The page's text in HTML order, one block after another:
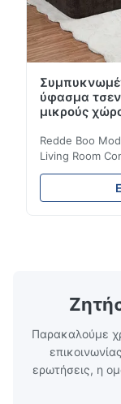
ύφασμα
μικρούς
Redde Boo
Living Room
Lounge
soft sectional
spaces,
Παρακαλούμε
ερωτήσεις, η